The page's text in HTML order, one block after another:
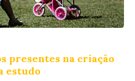
presentes na criação
estudo